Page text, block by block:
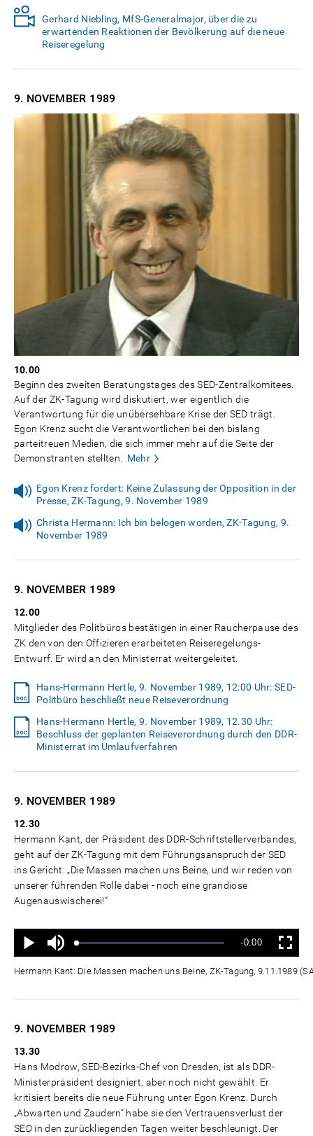
Gerhard Niebling, MfS-Generalmajor, über die zu
erwartenden Reaktionen der Bevölkerung auf die neue
Reiseregelung
9. NOVEMBER 1989
10.00
Beginn des zweiten Beratungstages des SED-Zentralkomitees.
Auf der ZK-Tagung wird diskutiert, wer eigentlich die
Verantwortung für die unübersehbare Krise der SED trägt.
Egon Krenz sucht die Verantwortlichen bei den bislang
parteitreuen Medien, die sich immer mehr auf die Seite der
Demonstranten stellten. Mehr
Egon Krenz fordert: Keine Zulassung der Opposition in der
Presse, ZK-Tagung, 9. November 1989
Christa Hermann: Ich bin belogen worden, ZK-Tagung, 9.
November 1989
9. NOVEMBER 1989
12.00
Mitglieder des Politbüros bestätigen in einer Raucherpause des
ZK den von den Offizieren erarbeiteten Reiseregelungs-
Entwurf. Er wird an den Ministerrat weitergeleitet.
Hans-Hermann Hertle, 9. November 1989, 12:00 Uhr: SED-
Politbüro beschließt neue Reiseverordnung
Hans-Hermann Hertle, 9. November 1989, 12.30 Uhr:
Beschluss der geplanten Reiseverordnung durch den DDR-
Ministerrat im Umlaufverfahren
9. NOVEMBER 1989
12.30
Hermann Kant, der Präsident des DDR-Schriftstellerverbandes,
geht auf der ZK-Tagung mit dem Führungsanspruch der SED
ins Gericht: „Die Massen machen uns Beine, und wir reden von
unserer führenden Rolle dabei - noch eine grandiose
Augenauswischerei!“
Wiedergabe
Ton
aus
Geladen:
Status:
Verbleibende
Zeit
-0:00 Vollbild
Hermann Kant: Die Massen machen uns Beine, ZK-Tagung, 9.11.1989
9. NOVEMBER 1989
13.30
Hans Modrow, SED-Bezirks-Chef von Dresden, ist als DDR-
Ministerpräsident designiert, aber noch nicht gewählt. Er
kritisiert bereits die neue Führung unter Egon Krenz. Durch
„Abwarten und Zaudern“ habe sie den Vertrauensverlust der
SED in den zurückliegenden Tagen weiter beschleunigt. Der